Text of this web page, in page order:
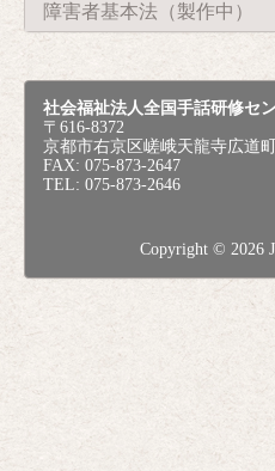
障害者基本法（製作中）
社会福祉法人全国手話研修セ
〒616-8372
京都市右京区嵯峨天龍寺広道
FAX: 075-873-2647
TEL: 075-873-2646
Copyright © 2026